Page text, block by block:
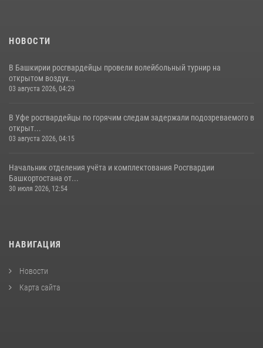
НОВОСТИ
В Башкирии росгвардейцы провели волейбольный турнир на
открытом воздух...
03 августа 2026, 04:29
В Уфе росгвардейцы по горячим следам задержали подозреваемого в
открыт...
03 августа 2026, 04:15
Начальник отделения учёта и комплектования Росгвардии
Башкортостана от...
30 июля 2026, 12:54
НАВИГАЦИЯ
Новости
Карта сайта